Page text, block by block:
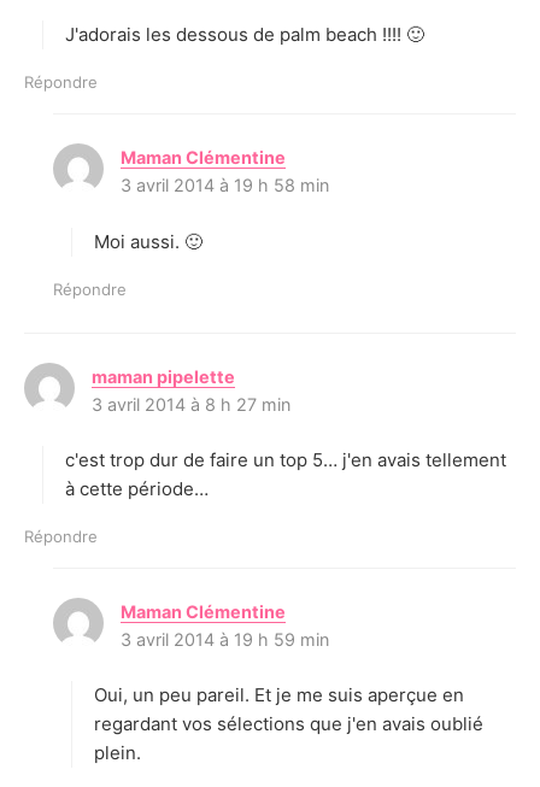
:
J'adorais les dessous de palm beach !!!! 🙂
Répondre
Maman Clémentine
i
3 avril 2014 à 19 h 58 min
Moi aussi. 🙂
Répondre
maman pipelette
i
:
3 avril 2014 à 8 h 27 min
c'est trop dur de faire un top 5… j'en avais tellement
à cette période…
Répondre
Maman Clémentine
i
:
3 avril 2014 à 19 h 59 min
Oui, un peu pareil. Et je me suis aperçue en
regardant vos sélections que j'en avais oublié
plein.